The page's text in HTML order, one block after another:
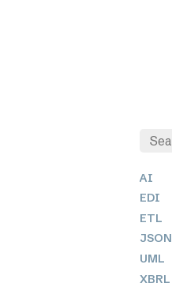
AI
EDI
ETL
JSON
UML
XBRL